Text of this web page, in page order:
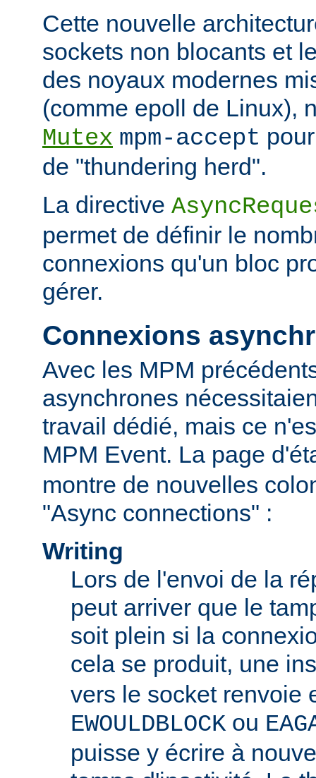
Cette nouvelle
sockets non blocants et
des noyaux modernes
(comme epoll de Linux),
Mutex mpm-accept
de "thundering herd".
La directive
permet de définir le
connexions qu'un bloc
gérer.
Connexions
Avec les MPM
asynchrones
travail dédié, mais ce
MPM Event. La page
montre de nouvelles
"Async connections" :
Writing
Lors de l'envoi de la
peut arriver que le
soit plein si la
cela se produit, une
vers le socket renvoie
EWOULDBLOCK ou
puisse y écrire à